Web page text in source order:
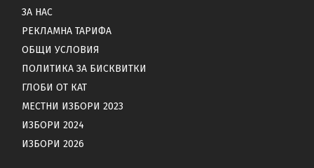
ЗА НАС
РЕКЛАМНА ТАРИФА
ОБЩИ УСЛОВИЯ
ПОЛИТИКА ЗА БИСКВИТКИ
ГЛОБИ ОТ КАТ
МЕСТНИ ИЗБОРИ 2023
ИЗБОРИ 2024
ИЗБОРИ 2026